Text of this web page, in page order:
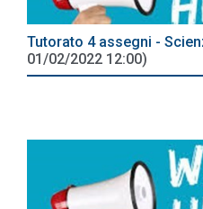
Tutorato 4 assegni -
01/02/2022 12:00)